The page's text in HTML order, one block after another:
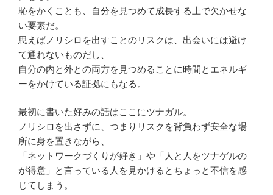
恥をかくことも、自分を見つめて成長する上で欠かせな
い要素だ。
思えばノリシロを出すことのリスクは、出会いには避け
て通れないものだし、
自分の内と外との両方を見つめることに時間とエネルギ
ーをかけている証拠にもなる。
最初に書いた好みの話はここにツナガル。
ノリシロを出さずに、つまりリスクを背負わず安全な場
所に身を置きながら、
「ネットワークづくりが好き」や「人と人をツナゲルの
が得意」と言っている人を見かけるとちょっと不信を感
じてしまう。